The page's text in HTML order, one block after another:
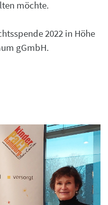
möchte.
2022 in Höhe
gGmbH.